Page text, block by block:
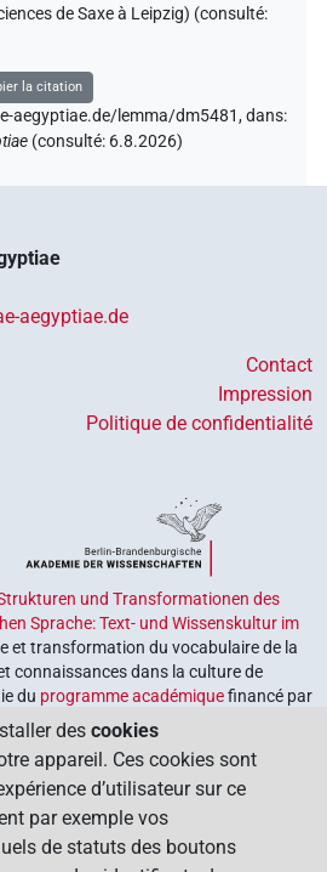
de Saxe à Leipzig) (consulté:
la citation
aegyptiae.de/lemma/dm5481,dans:
(consulté: 6.8.2026)
aegyptiae.de
Contact
Impression
Politique de confidentialité
und Transformationen des
Sprache: Text- und Wissenskultur im
et transformation du vocabulaire de la
connaissances dans la culture de
du programme académiquefinancé par
gouvernements des Länder de la
culturel. Le programme est
allemandes des sciences et
des cookies
appareil. Ces cookies sont
d’utilisateur sur ce
par exemple vos
de statuts des boutons